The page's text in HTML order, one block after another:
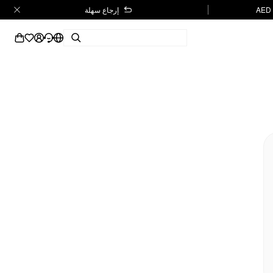
إرجاع سهلة